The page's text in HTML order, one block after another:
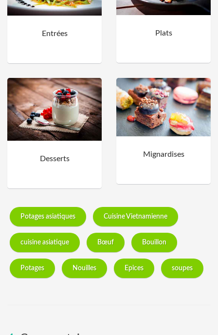
Entrées Plats
Desserts
Mignardises
Potages asiatiques Cuisine Vietnamienne
cuisine asiatique Bœuf Bouillon
Potages Nouilles Epices soupes